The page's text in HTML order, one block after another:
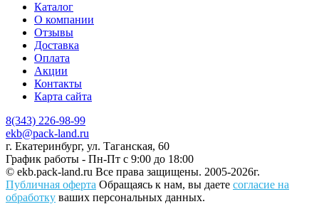
Каталог
О компании
Отзывы
Доставка
Оплата
Акции
Контакты
Карта сайта
8(343) 226-98-99
ekb@pack-land.ru
г. Екатеринбург, ул. Таганская, 60
График работы - Пн-Пт с 9:00 до 18:00
© ekb.pack-land.ru Все права защищены. 2005-2026г.
Публичная оферта Обращаясь к нам, вы даете согласие на
обработку ваших персональных данных.